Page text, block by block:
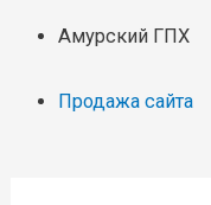
Амурский ГПХ
Продажа сайта